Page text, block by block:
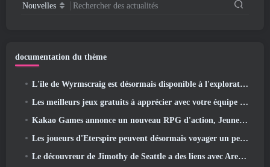
Nouvelles Rechercher des actualités
documentation du thème
L'île de Wyrmscraig est désormais disponible à l'exploration dans Old School RuneScape
Les meilleurs jeux gratuits à apprécier avec votre équipe (2026)
Kakao Games annonce un nouveau RPG d'action, Jeune gardienne
Les joueurs d'Eterspire peuvent désormais voyager un peu dans le temps… en guise de régal
Le découvreur de Jimothy de Seattle a des liens avec ArenaNet, Alors bien sûr, ils l’ajoutent à Guild Wars 2